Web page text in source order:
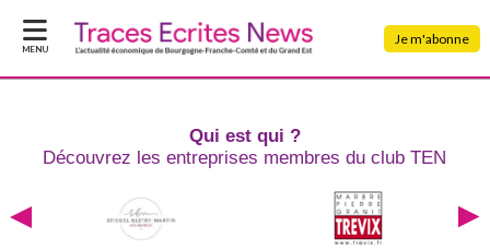
MENU
Je m'abonne
Qui est qui ?
Découvrez les entreprises membres du club TEN